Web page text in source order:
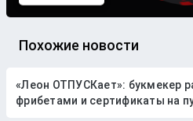
Похожие новости
«Леон ОТПУСКает»: букмекер
фрибетами и сертификаты на